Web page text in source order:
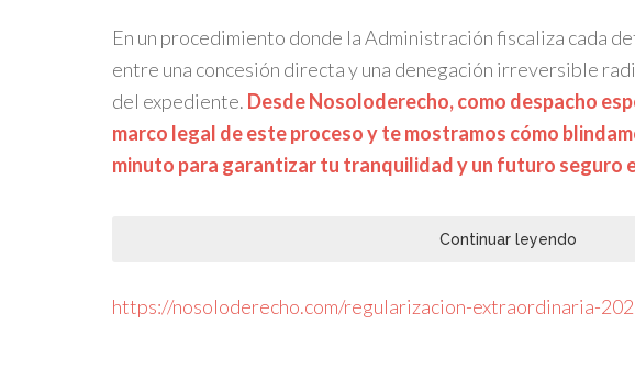
En un procedimiento donde la Administración fiscaliza cada
entre una concesión directa y una denegación irreversible
del expediente. Desde Nosoloderecho, como despacho
marco legal de este proceso y te mostramos cómo
minuto para garantizar tu tranquilidad y un futuro seguro
Continuar leyendo
https://nosoloderecho.com/regularizacion-extraordinaria-